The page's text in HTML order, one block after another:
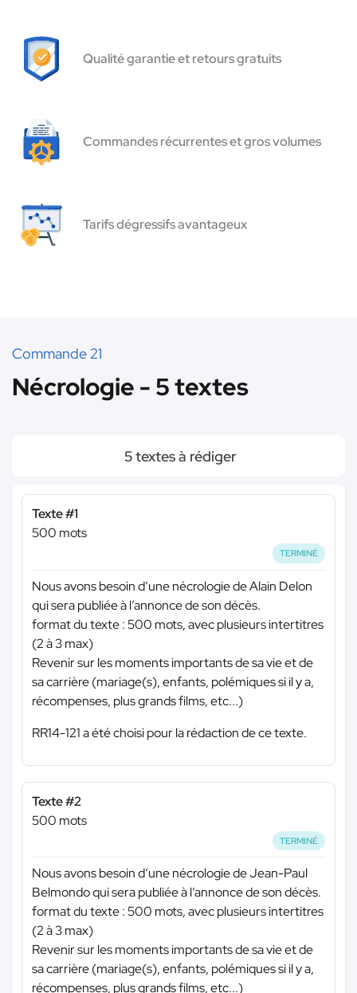
Qualité garantie et retours gratuits
Commandes récurrentes et gros volumes
Tarifs dégressifs avantageux
Commande 21
Nécrologie - 5 textes
5 textes à rédiger
Texte #1
500 mots
TERMINÉ
Nous avons besoin d’une nécrologie de Alain Delon
qui sera publiée à l’annonce de son décès.
format du texte : 500 mots, avec plusieurs intertitres
(2 à 3 max)
Revenir sur les moments importants de sa vie et de
sa carrière (mariage(s), enfants, polémiques si il y a,
récompenses, plus grands films, etc...)
RR14-121 a été choisi pour la rédaction de ce texte.
Texte #2
500 mots
TERMINÉ
Nous avons besoin d’une nécrologie de Jean-Paul
Belmondo qui sera publiée à l’annonce de son décès.
format du texte : 500 mots, avec plusieurs intertitres
(2 à 3 max)
Revenir sur les moments importants de sa vie et de
sa carrière (mariage(s), enfants, polémiques si il y a,
récompenses, plus grands films, etc...)